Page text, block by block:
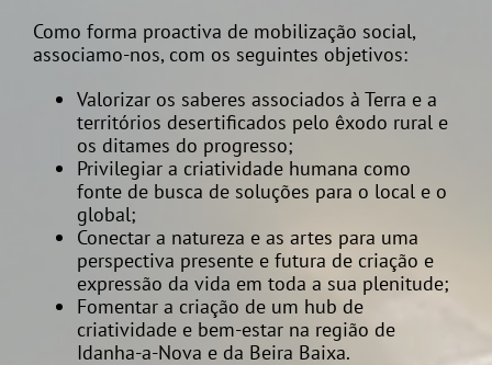
Como forma proactiva de mobilização social,
associamo-nos, com os seguintes objetivos:
Valorizar os saberes associados à Terra e a
territórios desertificados pelo êxodo rural e
os ditames do progresso;
Privilegiar a criatividade humana como
fonte de busca de soluções para o local e o
global;
Conectar a natureza e as artes para uma
perspectiva presente e futura de criação e
expressão da vida em toda a sua plenitude;
Fomentar a criação de um hub de
criatividade e bem-estar na região de
Idanha-a-Nova e da Beira Baixa.